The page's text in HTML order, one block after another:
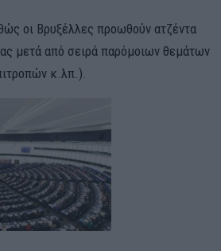
οι Βρυξέλλες προωθούν ατζέντα
μετά από σειρά παρόμοιων θεμάτων
κ.λπ.).